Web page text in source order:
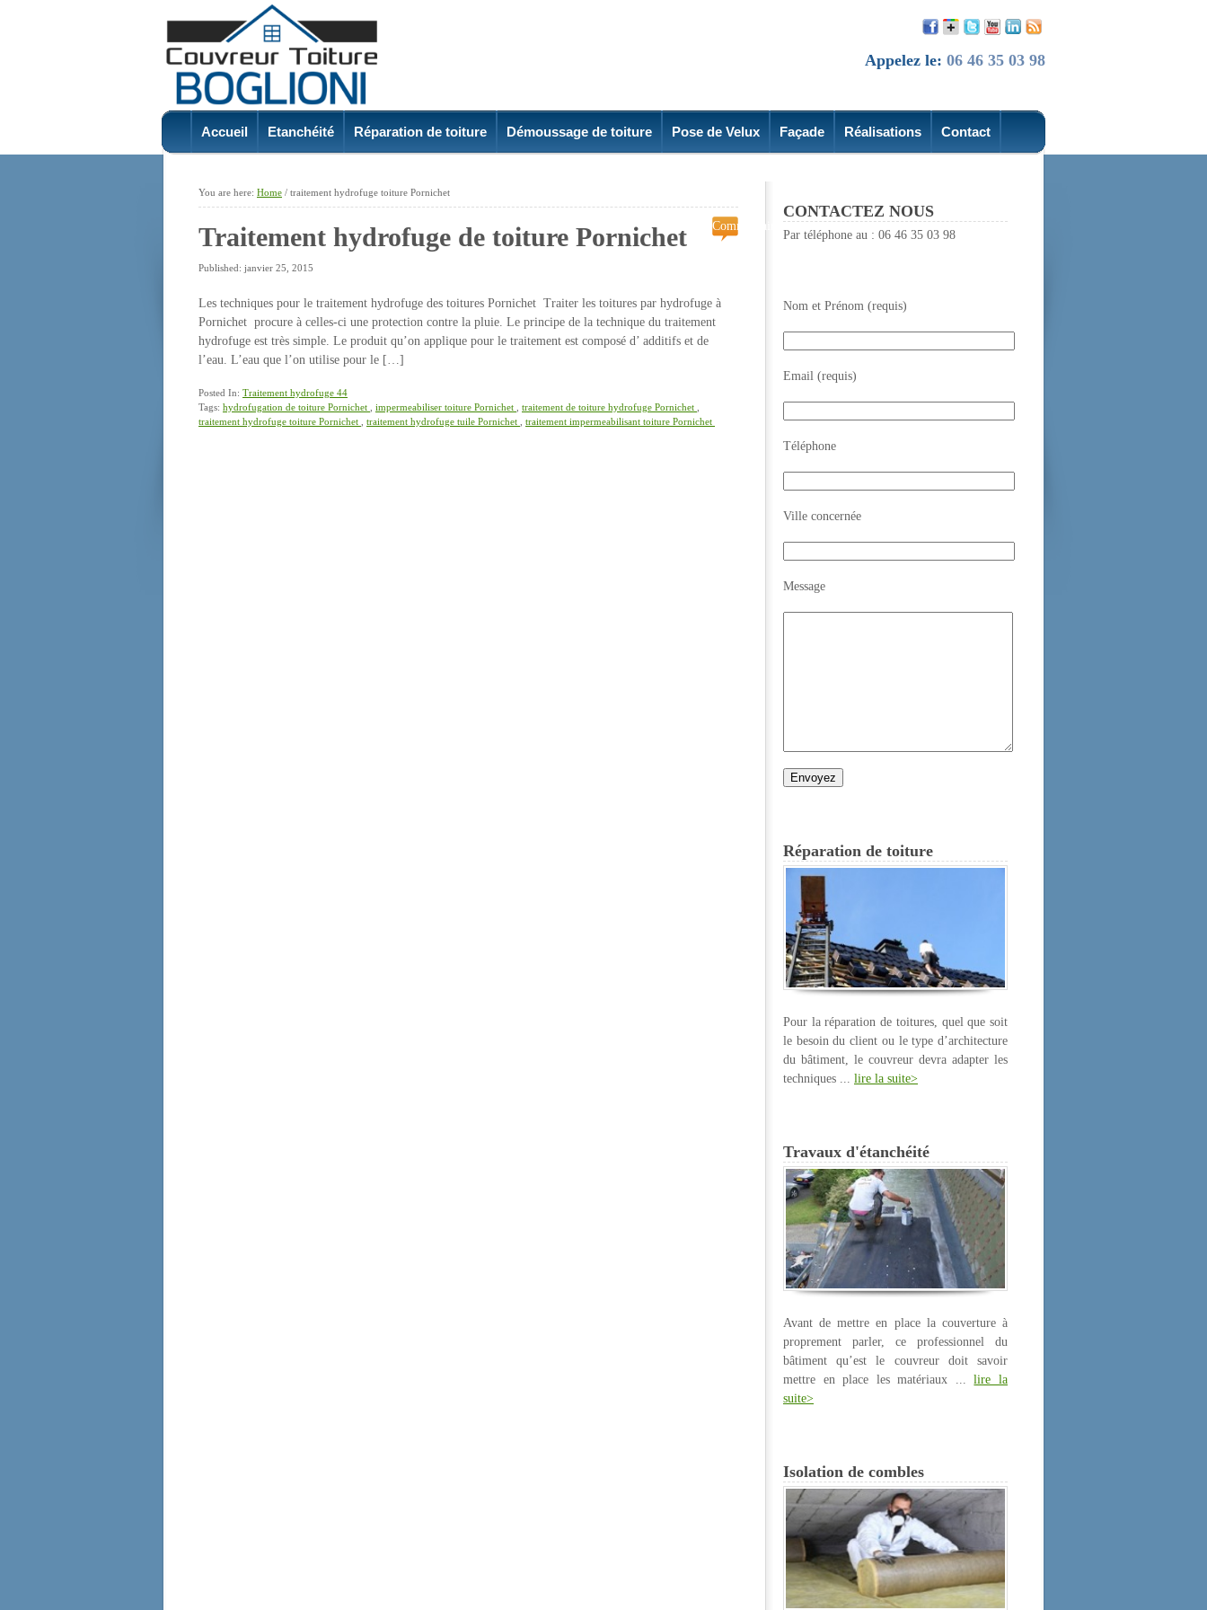
Appelez le: 06 46 35 03 98
Accueil Etanchéité Réparation de toiture Démoussage de toiture Pose de Velux Façade Réalisations Contact
You are here: Home / traitement hydrofuge toiture Pornichet
Traitement hydrofuge de toiture Pornichet
Commentaires
fermés
hydrofuge
de
Published: janvier 25, 2015
Les techniques pour le traitement hydrofuge des toitures Pornichet Traiter les toitures par hydrofuge à
Pornichet procure à celles-ci une protection contre la pluie. Le principe de la technique du traitement
hydrofuge est très simple. Le produit qu’on applique pour le traitement est composé d’ additifs et de
l’eau. L’eau que l’on utilise pour le […]
Posted In: Traitement hydrofuge 44
Tags: hydrofugation de toiture Pornichet impermeabiliser toiture Pornichet traitement de toiture hydrofuge Pornichet
traitement hydrofuge toiture Pornichet
traitement hydrofuge tuile Pornichet traitement impermeabilisant toiture Pornichet
CONTACTEZ NOUS
Par téléphone au : 06 46 35 03 98
Nom et Prénom (requis)
Email (requis)
Téléphone
Ville concernée
Message
Réparation de toiture
Pour la réparation de toitures, quel que soit
le besoin du client ou le type d’architecture
du bâtiment, le couvreur devra adapter les
techniques ... lire la suite>
Travaux d'étanchéité
Avant de mettre en place la couverture à
proprement parler, ce professionnel du
bâtiment qu’est le couvreur doit savoir
mettre en place les matériaux ...lire la
suite>
Isolation de combles